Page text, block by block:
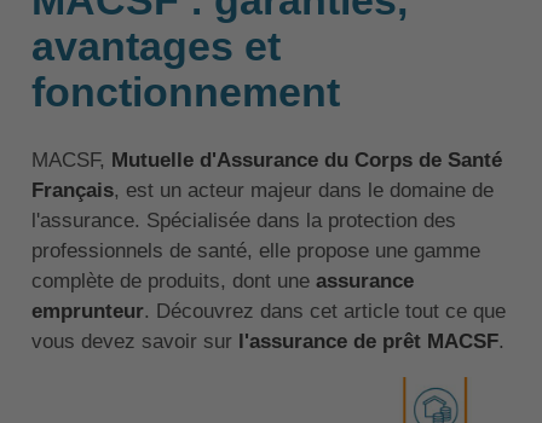
avantages et
fonctionnement
MACSF, Mutuelle d'Assurance du Corps de Santé
Français, est un acteur majeur dans le domaine de
l'assurance. Spécialisée dans la protection des
professionnels de santé, elle propose une gamme
complète de produits, dont une assurance
emprunteur. Découvrez dans cet article tout ce que
vous devez savoir sur l'assurance de prêt MACSF.